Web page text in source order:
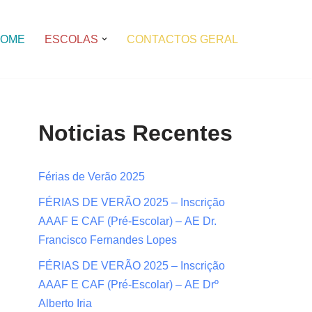
ESCOLAS CONTACTOS GERAL
Noticias Recentes
Férias de Verão 2025
FÉRIAS DE VERÃO 2025 – Inscrição
AAAF E CAF (Pré-Escolar) – AE Dr.
Francisco Fernandes Lopes
FÉRIAS DE VERÃO 2025 – Inscrição
AAAF E CAF (Pré-Escolar) – AE Drº
Alberto Iria